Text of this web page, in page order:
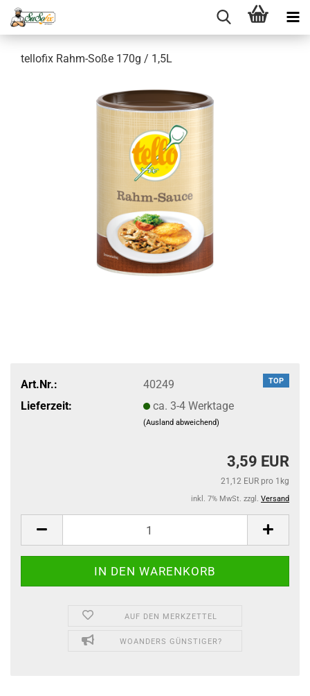
tellofix Rahm-Soße 170g / 1,5L
TOP
Art.Nr.:
40249
Lieferzeit:
ca. 3-4 Werktage
(Ausland abweichend)
3,59 EUR
21,12 EUR pro 1kg
inkl. 7% MwSt. zzgl. Versand
AUF DEN MERKZETTEL
WOANDERS GÜNSTIGER?